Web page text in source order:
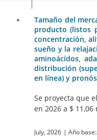
Tamaño del
producto (listos
concentración,
sueño y la
aminoácidos,
distribución
en línea) y
Se proyecta que
en 2026 a $
July, 2026 | Año